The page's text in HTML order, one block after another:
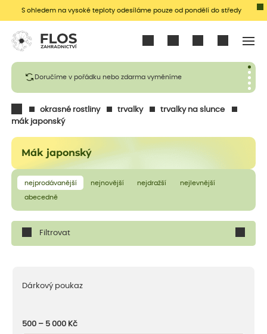
S ohledem na vysoké teploty odesíláme pouze od pondělí do středy
Doručíme v pořádku nebo zdarma vyměníme
okrasné rostliny trvalky
trvalky na slunce
mák japonský
Mák japonský
nejprodávanější nejnovější nejdražší nejlevnější
abecedně
Filtrovat
Dárkový poukaz
500 – 5 000 Kč